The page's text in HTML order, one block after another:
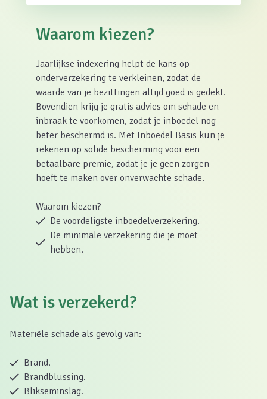
Waarom kiezen?
Jaarlijkse indexering helpt de kans op
onderverzekering te verkleinen, zodat de
waarde van je bezittingen altijd goed is gedekt.
Bovendien krijg je gratis advies om schade en
inbraak te voorkomen, zodat je inboedel nog
beter beschermd is. Met Inboedel Basis kun je
rekenen op solide bescherming voor een
betaalbare premie, zodat je je geen zorgen
hoeft te maken over onverwachte schade.
Waarom kiezen?
De voordeligste inboedelverzekering.
De minimale verzekering die je moet
hebben.
Wat is verzekerd?
Materiële schade als gevolg van:
Brand.
Brandblussing.
Blikseminslag.